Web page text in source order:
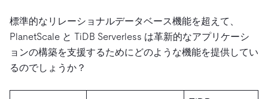
標準的なリレーショナルデータベース機能を超えて、
PlanetScale と TiDB Serverless は革新的なアプリケーシ
ョンの構築を支援するためにどのような機能を提供してい
るのでしょうか？